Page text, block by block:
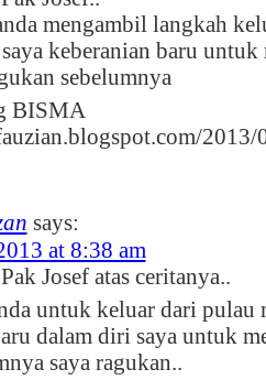
mengambil langkah
keberanian baru
sebelumnya
BISMA
says:
at 8:38 am
Josef atas ceritanya..
untuk keluar dari pulau
dalam diri saya untuk
saya ragukan..